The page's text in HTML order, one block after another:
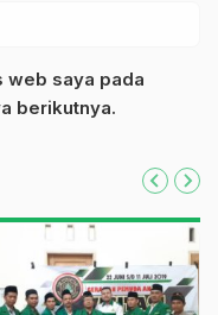
web saya pada
berikutnya.